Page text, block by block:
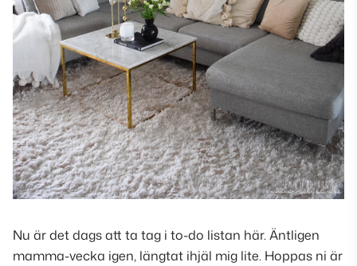
Nu är det dags att ta tag i to-do listan här. Äntligen
mamma-vecka igen, längtat ihjäl mig lite. Hoppas ni är